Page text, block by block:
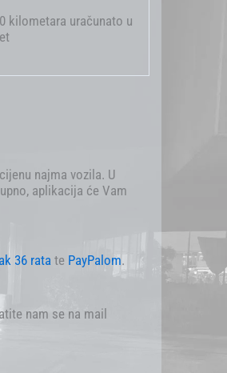
kilometara uračunato u
najma vozila. U
aplikacija će Vam
36 rata te PayPalom.
nam se na mail